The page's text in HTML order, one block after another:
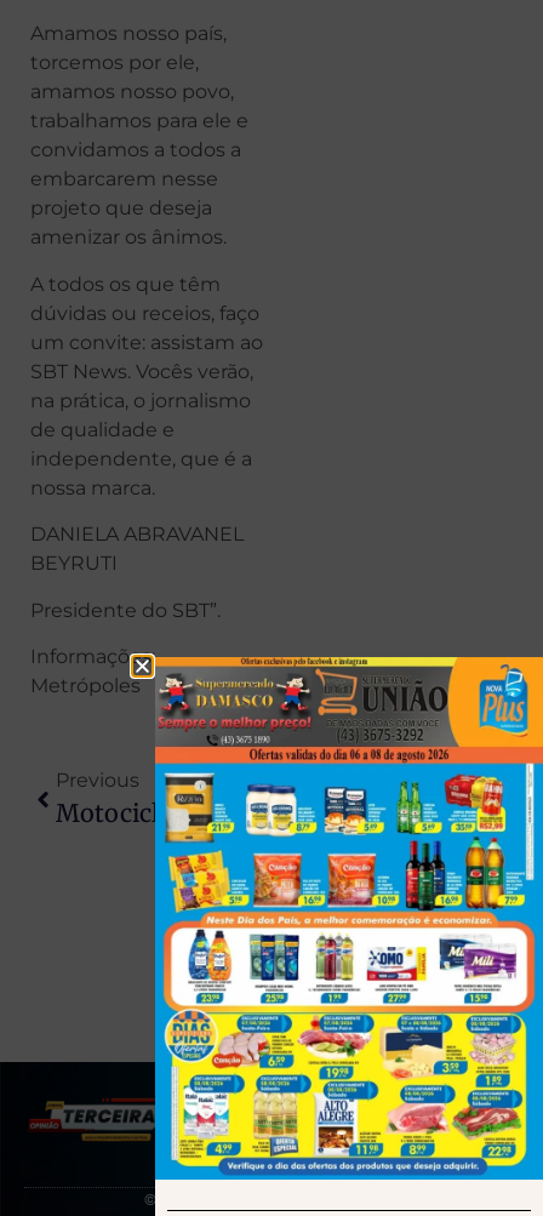
Amamos nosso país,
torcemos por ele,
amamos nosso povo,
trabalhamos para ele e
convidamos a todos a
embarcarem nesse
projeto que deseja
amenizar os ânimos.
A todos os que têm
dúvidas ou receios, faço
um convite: assistam ao
SBT News. Vocês verão,
na prática, o jornalismo
de qualidade e
independente, que é a
nossa marca.
DANIELA ABRAVANEL
BEYRUTI
Presidente do SBT”.
Informações:
Metrópoles
Previous
Motociclistas Do ‘grau’ São Alvo De Operação No PR Após Publicarem Vídeos Nas Redes Sociais
Next
Menino De 2 Anos Morre Após Ser Atingido Por Fogos De Artifício
(43) 991545950
© 2025 Todos os direitos reservados